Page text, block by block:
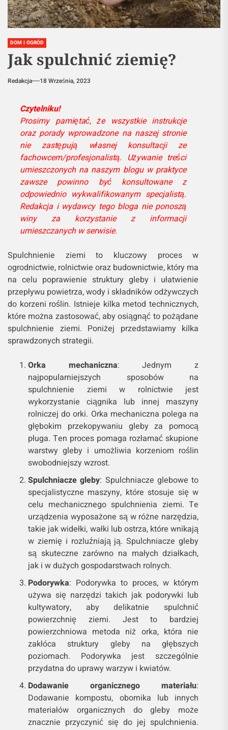
DOM I OGRÓD
Jak spulchnić ziemię?
Redakcja 18 Września, 2023
Czytelniku!
Prosimy pamiętać, że wszystkie instrukcje
oraz porady wprowadzone na naszej stronie
nie zastępują własnej konsultacji ze
fachowcem/profesjonalistą. Używanie treści
umieszczonych na naszym blogu w praktyce
zawsze powinno być konsultowane z
odpowiednio wykwalifikowanym specjalistą.
Redakcja i wydawcy tego bloga nie ponoszą
winy za korzystanie z informacji
umieszczanych w serwisie.
Spulchnienie ziemi to kluczowy proces w
ogrodnictwie, rolnictwie oraz budownictwie, który ma
na celu poprawienie struktury gleby i ułatwienie
przepływu powietrza, wody i składników odżywczych
do korzeni roślin. Istnieje kilka metod technicznych,
które można zastosować, aby osiągnąć to pożądane
spulchnienie ziemi. Poniżej przedstawiamy kilka
sprawdzonych strategii.
Orka mechaniczna: Jednym z
najpopularniejszych sposobów na
spulchnienie ziemi w rolnictwie jest
wykorzystanie ciągnika lub innej maszyny
rolniczej do orki. Orka mechaniczna polega na
głębokim przekopywaniu gleby za pomocą
pługa. Ten proces pomaga rozłamać skupione
warstwy gleby i umożliwia korzeniom roślin
swobodniejszy wzrost.
Spulchniacze gleby: Spulchniacze glebowe to
specjalistyczne maszyny, które stosuje się w
celu mechanicznego spulchnienia ziemi. Te
urządzenia wyposażone są w różne narzędzia,
takie jak widełki, wałki lub ostrza, które wnikają
w ziemię i rozluźniają ją. Spulchniacze gleby
są skuteczne zarówno na małych działkach,
jak i w dużych gospodarstwach rolnych.
Podorywka: Podorywka to proces, w którym
używa się narzędzi takich jak podorywki lub
kultywatory, aby delikatnie spulchnić
powierzchnię ziemi. Jest to bardziej
powierzchniowa metoda niż orka, która nie
zakłóca struktury gleby na głębszych
poziomach. Podorywka jest szczególnie
przydatna do uprawy warzyw i kwiatów.
Dodawanie organicznego materiału:
Dodawanie kompostu, obornika lub innych
materiałów organicznych do gleby może
znacznie przyczynić się do jej spulchnienia.